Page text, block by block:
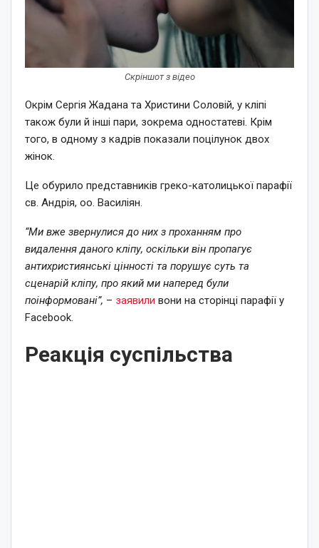
Скріншот з відео
Окрім Сергія Жадана та Христини Соловій, у кліпі
також були й інші пари, зокрема одностатеві. Крім
того, в одному з кадрів показали поцілунок двох
жінок.
Це обурило представників греко-католицької парафії
св. Андрія, оо. Василіян.
“Ми вже звернулися до них з проханням про
видалення даного кліпу, оскільки він пропагує
антихристиянські цінності та порушує суть та
сценарій кліпу, про який ми наперед були
поінформовані”, – заявили вони на сторінці парафії у
Facebook.
Реакція суспільства